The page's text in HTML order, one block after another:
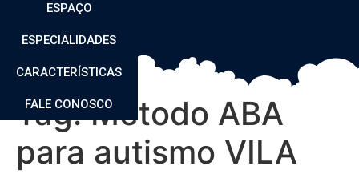
ESPAÇO
ESPECIALIDADES
CARACTERÍSTICAS
FALE CONOSCO
Tag:Método ABA
para autismo VILA